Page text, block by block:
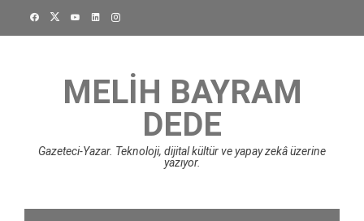
MELIH BAYRAM
DEDE
Gazeteci-Yazar. Teknoloji, dijital kültür ve yapay zekâ üzerine
yazıyor.